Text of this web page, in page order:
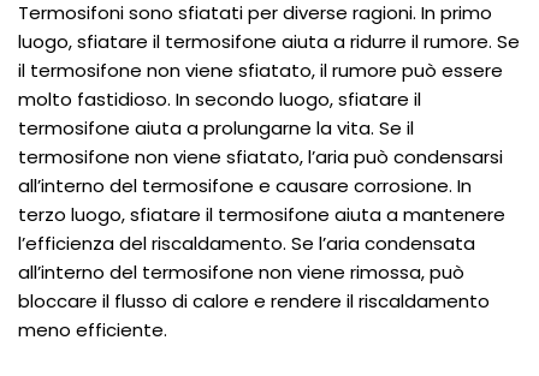
Termosifoni sono sfiatati per diverse ragioni. In primo
luogo, sfiatare il termosifone aiuta a ridurre il rumore. Se
il termosifone non viene sfiatato, il rumore può essere
molto fastidioso. In secondo luogo, sfiatare il
termosifone aiuta a prolungarne la vita. Se il
termosifone non viene sfiatato, l’aria può condensarsi
all’interno del termosifone e causare corrosione. In
terzo luogo, sfiatare il termosifone aiuta a mantenere
l’efficienza del riscaldamento. Se l’aria condensata
all’interno del termosifone non viene rimossa, può
bloccare il flusso di calore e rendere il riscaldamento
meno efficiente.